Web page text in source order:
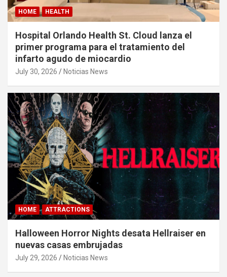
HOME HEALTH
Hospital Orlando Health St. Cloud lanza el
primer programa para el tratamiento del
infarto agudo de miocardio
July 30, 2026 Noticias News
HOME ATTRACTIONS
Halloween Horror Nights desata Hellraiser en
nuevas casas embrujadas
July 29, 2026 Noticias News